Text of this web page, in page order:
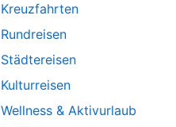
Kreuzfahrten
Rundreisen
Städtereisen
Kulturreisen
Wellness & Aktivurlaub